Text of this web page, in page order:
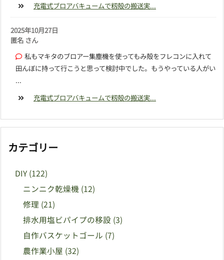
充電式ブロアバキュームで籾殻の搬送実...
2025年10月27日
匿名 さん
私もマキタのブロアー集塵機を使ってもみ殻をフレコンに入れて
田んぼに持って行こうと思って検討中でした。もうやっている人がい
...
充電式ブロアバキュームで籾殻の搬送実...
カテゴリー
DIY (122)
ニンニク乾燥機 (12)
修理 (21)
排水用塩ビパイプの移設 (3)
自作バスケットゴール (7)
農作業小屋 (32)